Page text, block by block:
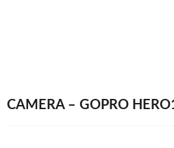
CAMÉRA – GOPRO